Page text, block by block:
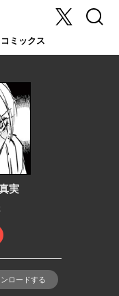
コミックス
X 検索
実
ロードする